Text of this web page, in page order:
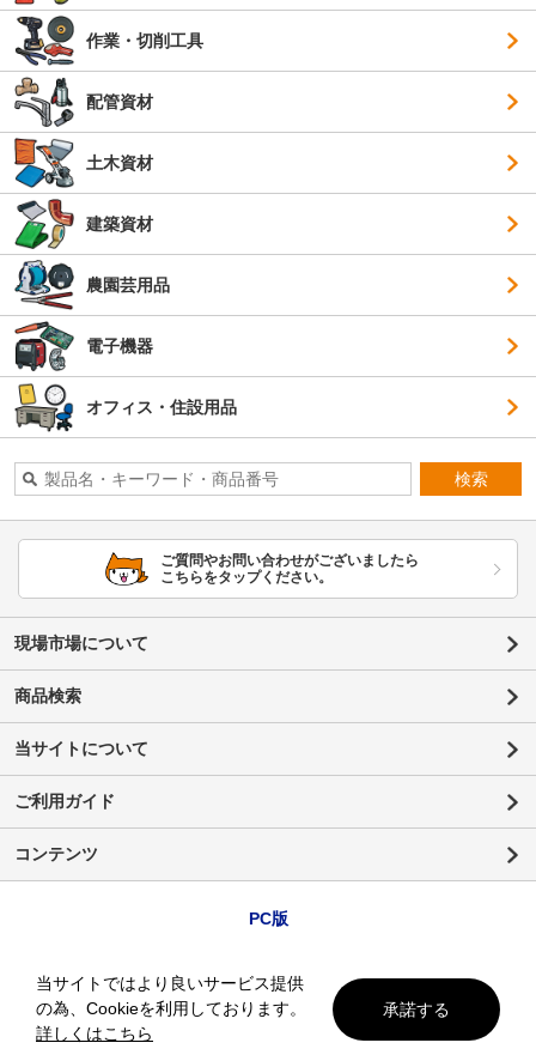
作業・切削工具
配管資材
土木資材
建築資材
農園芸用品
電子機器
オフィス・住設用品
検索
ご質問やお問い合わせがございましたら
こちらをタップください。
現場市場について
商品検索
当サイトについて
ご利用ガイド
コンテンツ
PC版
当サイトではより良いサービス提供
の為、Cookieを利用しております。
詳しくはこちら
承諾する